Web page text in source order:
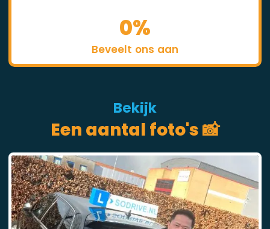
Beveelt ons aan
0%
Bekijk
Een aantal foto's 📸